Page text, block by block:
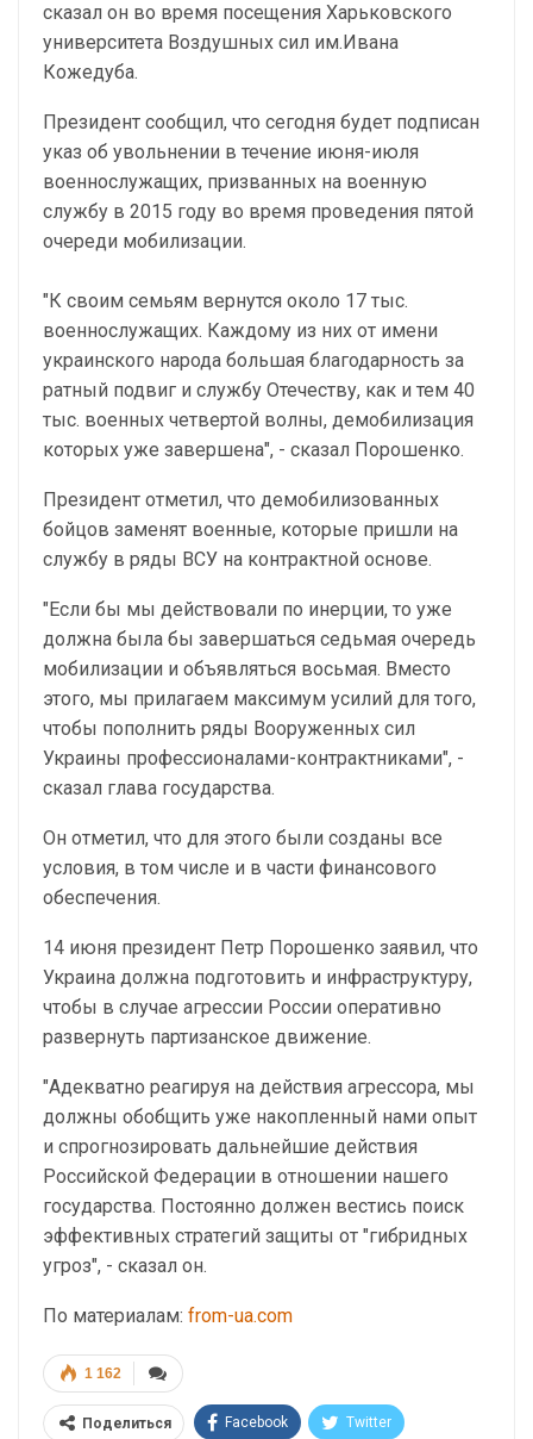
сказал он во время посещения Харьковского
университета Воздушных сил им.Ивана
Кожедуба.
Президент сообщил, что сегодня будет подписан
указ об увольнении в течение июня-июля
военнослужащих, призванных на военную
службу в 2015 году во время проведения пятой
очереди мобилизации.
"К своим семьям вернутся около 17 тыс.
военнослужащих. Каждому из них от имени
украинского народа большая благодарность за
ратный подвиг и службу Отечеству, как и тем 40
тыс. военных четвертой волны, демобилизация
которых уже завершена", - сказал Порошенко.
Президент отметил, что демобилизованных
бойцов заменят военные, которые пришли на
службу в ряды ВСУ на контрактной основе.
"Если бы мы действовали по инерции, то уже
должна была бы завершаться седьмая очередь
мобилизации и объявляться восьмая. Вместо
этого, мы прилагаем максимум усилий для того,
чтобы пополнить ряды Вооруженных сил
Украины профессионалами-контрактниками", -
сказал глава государства.
Он отметил, что для этого были созданы все
условия, в том числе и в части финансового
обеспечения.
14 июня президент Петр Порошенко заявил, что
Украина должна подготовить и инфраструктуру,
чтобы в случае агрессии России оперативно
развернуть партизанское движение.
"Адекватно реагируя на действия агрессора, мы
должны обобщить уже накопленный нами опыт
и спрогнозировать дальнейшие действия
Российской Федерации в отношении нашего
государства. Постоянно должен вестись поиск
эффективных стратегий защиты от "гибридных
угроз", - сказал он.
По материалам: from-ua.com
1 162
Поделиться Facebook Twitter